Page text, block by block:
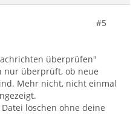
#5
überprüfen"
nur überprüft, ob neue
Mehr nicht, nicht einmal
löschen ohne deine